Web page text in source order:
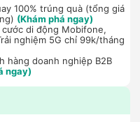
100% trúng quà (tổng giá
(Khám phá ngay)
di động Mobifone,
nghiệm 5G chỉ 99k/tháng
hàng doanh nghiệp B2B
ngay)